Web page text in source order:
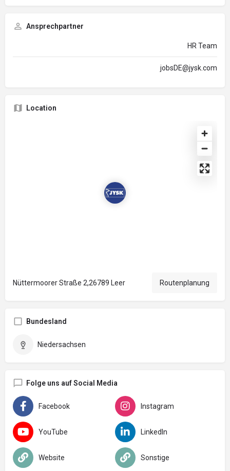
Ansprechpartner
HR Team
jobsDE@jysk.com
Location
Nüttermoorer Straße 2,26789 Leer Routenplanung
Bundesland
Niedersachsen
Folge uns auf Social Media
Facebook Instagram
YouTube LinkedIn
Website Sonstige